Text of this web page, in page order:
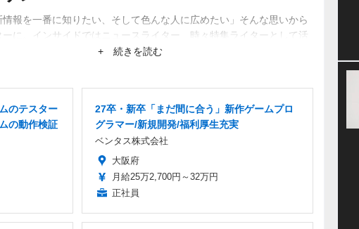
情報を一番に知りたい、そして色んな人に広めたい」そんな思いから
ーに。インサイドではニュースライター、時々特集ライターとして活
ユーザーから生まれるネットブームにも興味あり。
+ 続きを読む
のテスター
の動作検証
27卒・新卒「まだ間に合う」新作ゲームプロ
グラマー/新規開発/福利厚生充実
ベンタス株式会社
大阪府
月給25万2,700円～32万円
正社員